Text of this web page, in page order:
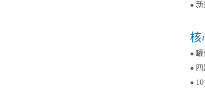
● 新
核
● 罐
●
●